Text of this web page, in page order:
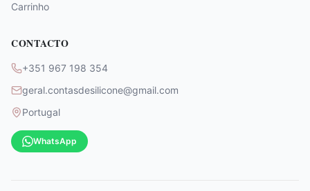
Carrinho
CONTACTO
+351 967 198 354
geral.contasdesilicone@gmail.com
Portugal
WhatsApp